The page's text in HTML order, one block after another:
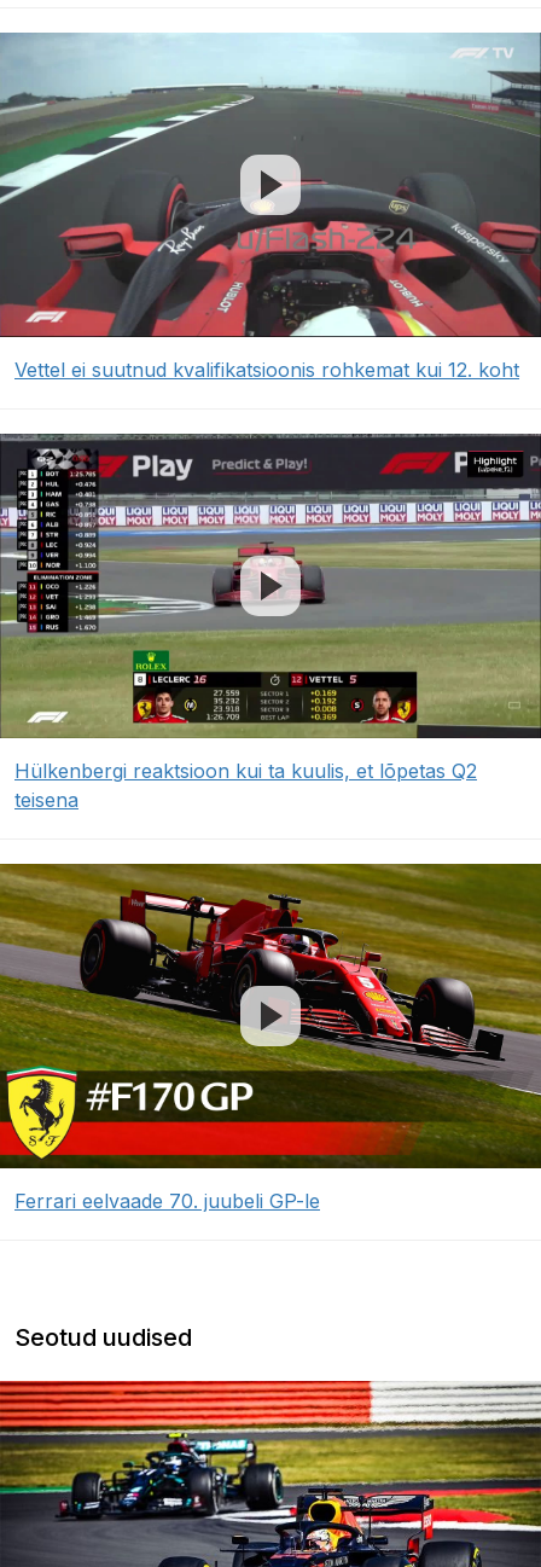
Vettel ei suutnud kvalifikatsioonis rohkemat kui 12. koht
Hülkenbergi reaktsioon kui ta kuulis, et lõpetas Q2
teisena
Ferrari eelvaade 70. juubeli GP-le
Seotud uudised